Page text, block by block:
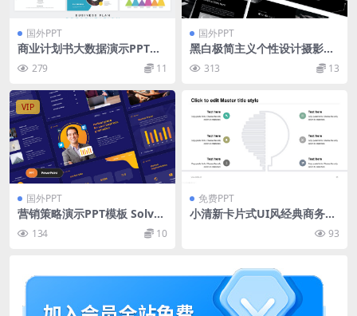
国外PPT
商业计划书大数据演示PPT模
板下载（PPTX）
279 11
国外PPT
黑白极简主义个性设计摄影公
司PPT模板下载
313 13
VIP
国外PPT
营销策略演示PPT模板 Solvro
– Marketing Strategy Powe
rPoint Template
134 10
免费PPT
小清新卡片式UI风经典商务通
93